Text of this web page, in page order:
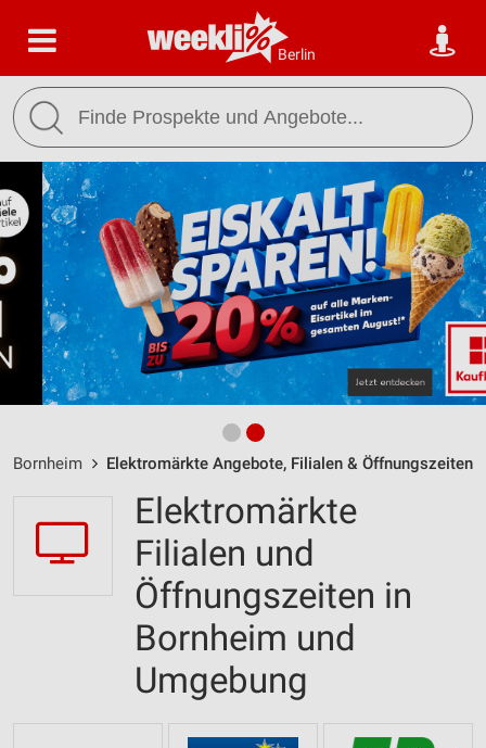
Berlin
Bornheim Elektromärkte Angebote, Filialen & Öffnungszeiten
Elektromärkte
Filialen und
Öffnungszeiten in
Bornheim und
Umgebung